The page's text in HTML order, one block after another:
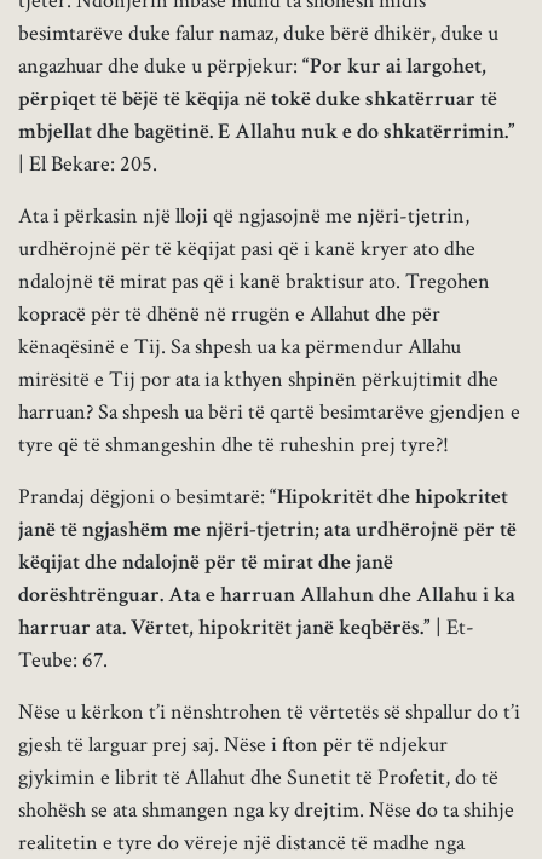
besimtarëve duke falur namaz, duke bërë dhikër, duke u
angazhuar dhe duke u përpjekur: “Por kur ai largohet,
përpiqet të bëjë të këqija në tokë duke shkatërruar të
mbjellat dhe bagëtinë. E Allahu nuk e do shkatërrimin.”
| El Bekare: 205.
Ata i përkasin një lloji që ngjasojnë me njëri-tjetrin,
urdhërojnë për të këqijat pasi që i kanë kryer ato dhe
ndalojnë të mirat pas që i kanë braktisur ato. Tregohen
kopracë për të dhënë në rrugën e Allahut dhe për
kënaqësinë e Tij. Sa shpesh ua ka përmendur Allahu
mirësitë e Tij por ata ia kthyen shpinën përkujtimit dhe
harruan? Sa shpesh ua bëri të qartë besimtarëve gjendjen e
tyre që të shmangeshin dhe të ruheshin prej tyre?!
Prandaj dëgjoni o besimtarë: “Hipokritët dhe hipokritet
janë të ngjashëm me njëri-tjetrin; ata urdhërojnë për të
këqijat dhe ndalojnë për të mirat dhe janë
dorështrënguar. Ata e harruan Allahun dhe Allahu i ka
harruar ata. Vërtet, hipokritët janë keqbërës.” | Et-
Teube: 67.
Nëse u kërkon t’i nënshtrohen të vërtetës së shpallur do t’i
gjesh të larguar prej saj. Nëse i fton për të ndjekur
gjykimin e librit të Allahut dhe Sunetit të Profetit, do të
shohësh se ata shmangen nga ky drejtim. Nëse do ta shihje
realitetin e tyre do vëreje një distancë të madhe nga